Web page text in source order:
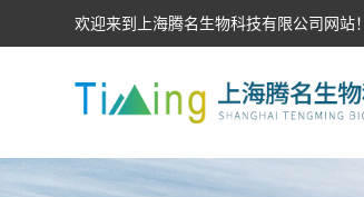
欢迎来到上海腾名生物科技有限公司网站！